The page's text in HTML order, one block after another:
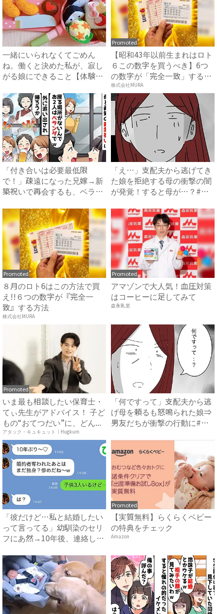
一緒にいられなくてごめん
ね。働くと決めた私が、寂し
がる娘にできること【体験
Promoted
【昭和43年以前生まれはロト
６この数字を買うべき】6つ
の数字が「完全一致」する
方...
株式会社MURA
「付き合いは必要最低限
で！」疎遠になった兄嫁→新
築祝いで再会するも、ベラン
「え…」支配夫から逃げてき
た娘を拒絶する母の衝撃の闇
が発覚！すると母が…？#ハ
Promoted
８月のロト6はこの方法で買
え!!６つの数字が『完全一
致』する方法
株式会社MURA
Promoted
アマゾンで大人気！血圧対策
はコーヒーに足してみて
森永乳業
Promoted
いま最も相談したい保育士・
てぃ先生がアドバイス！ 子ど
もの“おてつだい”に、どん...
アタック・キュキュット｜Hugkum
「何ですって」支配夫から逃
げ母を頼るも怒鳴られた娘⇒
男友だちが衝撃の行動に#ハ
「彼だけど…私と結婚したい
って言ってる」幼馴染のセリ
フにあ然→10年後、連絡し
Promoted
【実質無料】らくらくベビー
の特典をチェック
Amazon